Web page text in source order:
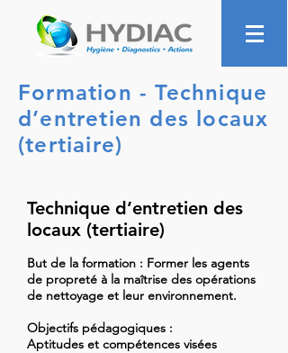
Formation - Technique
d’entretien des locaux
(tertiaire)
Technique d’entretien des
locaux (tertiaire)
But de la formation : Former les agents
de propreté à la maîtrise des opérations
de nettoyage et leur environnement.
Objectifs pédagogiques :
Aptitudes et compétences visées